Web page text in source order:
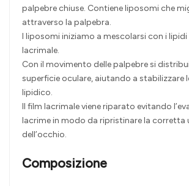
palpebre chiuse. Contiene liposomi che
attraverso la palpebra.
I liposomi iniziamo a mescolarsi con i
lacrimale.
Con il movimento delle palpebre si
superficie oculare, aiutando a stabilizzare
lipidico.
Il film lacrimale viene riparato evitando
lacrime in modo da ripristinare la corretta
dell’occhio.
Composizione